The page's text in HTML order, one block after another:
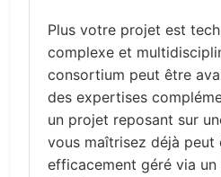
Plus votre projet est
complexe et
consortium peut être
des expertises
un projet reposant sur
vous maîtrisez déjà peut
efficacement géré via un